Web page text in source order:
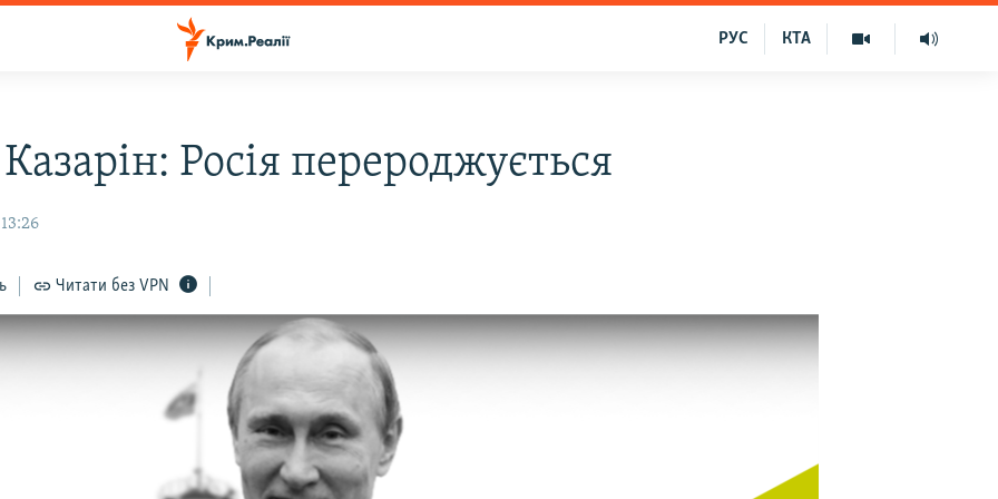
КТА
РУС
Росія перероджується
Читати без VPN